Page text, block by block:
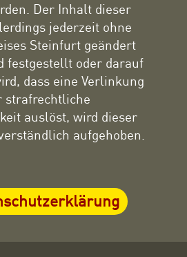
Der Inhalt dieser
jederzeit ohne
Steinfurt geändert
festgestellt oder darauf
dass eine Verlinkung
strafrechtliche
auslöst, wird dieser
aufgehoben.